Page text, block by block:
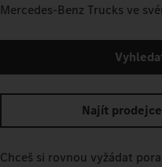
Mercedes‑Benz Trucks ve
Najít
Chceš si rovnou vyžádat